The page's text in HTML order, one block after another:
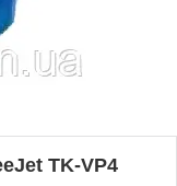
TK-VP4